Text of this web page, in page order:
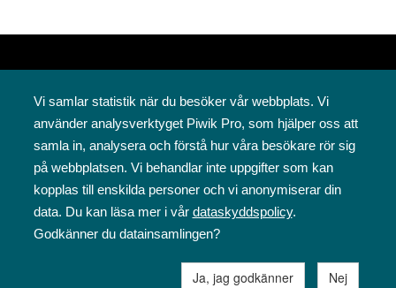
Svenska folkskolans vänner rf
Annegatan 12
00120 Helsingfors
09 6844 570
sfv@sfv.fi
Vi samlar statistik när du besöker vår webbplats. Vi
använder analysverktyget Piwik Pro, som hjälper oss att
samla in, analysera och förstå hur våra besökare rör sig
på webbplatsen. Vi behandlar inte uppgifter som kan
kopplas till enskilda personer och vi anonymiserar din
data. Du kan läsa mer i vår dataskyddspolicy.
Godkänner du datainsamlingen?
Ja, jag godkänner Nej